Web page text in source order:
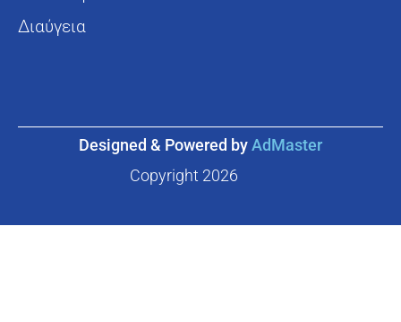
Διαύγεια
Designed & Powered by AdMaster
Copyright 2026